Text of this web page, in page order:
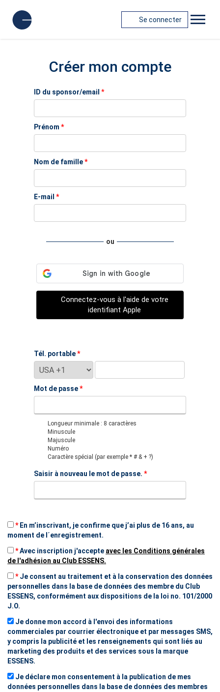
Se connecter
Créer mon compte
ID du sponsor/email *
Prénom *
Nom de famille*
E-mail *
ou
Connectez-vous à l'aide de votre
identifiant Apple
Tél. portable*
Mot de passe*
Longueur minimale : 8 caractères
Minuscule
Majuscule
Numéro
Caractère spécial (par exemple * # & + ?)
Saisir à nouveau le mot de passe. *
*En m’inscrivant, je confirme que j’ai plus de 16 ans, au
moment de l´enregistrement.
*Avec inscription j'accepte avec les Conditions générales
de l'adhésion au Club ESSENS.
*Je consent au traitement et à la conservation des données
personnelles dans la base de données des membre du Club
ESSENS, conformément aux dispositions de la loi no. 101/2000
J.O.
Je donne mon accord à l'envoi des informations
commerciales par courrier électronique et par messages SMS,
y compris la publicité et les renseignements qui sont liés au
marketing des produits et des services sous la marque
ESSENS.
Je déclare mon consentement à la publication de mes
données personnelles dans la base de données des membres